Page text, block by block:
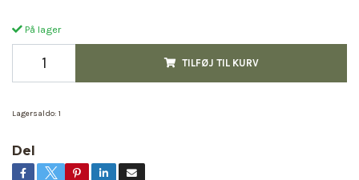
På lager
TILFØJ TIL KURV
Lagersaldo: 1
Del